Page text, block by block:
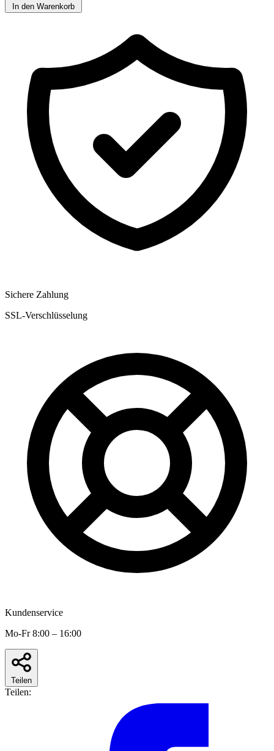
In den Warenkorb
Sichere Zahlung
SSL-Verschlüsselung
Kundenservice
Mo-Fr 8:00 – 16:00
Teilen
Teilen: